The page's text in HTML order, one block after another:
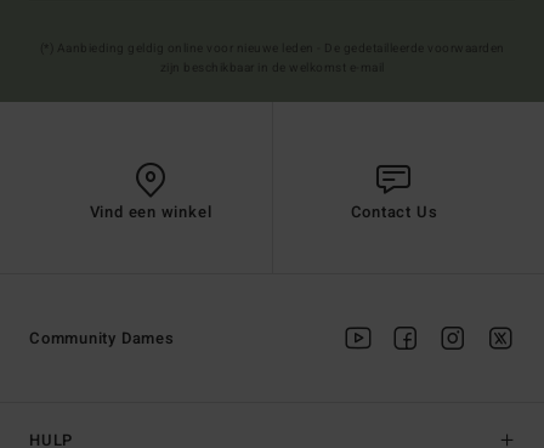
Vind een winkel Contact Us
HULP
Community Dames